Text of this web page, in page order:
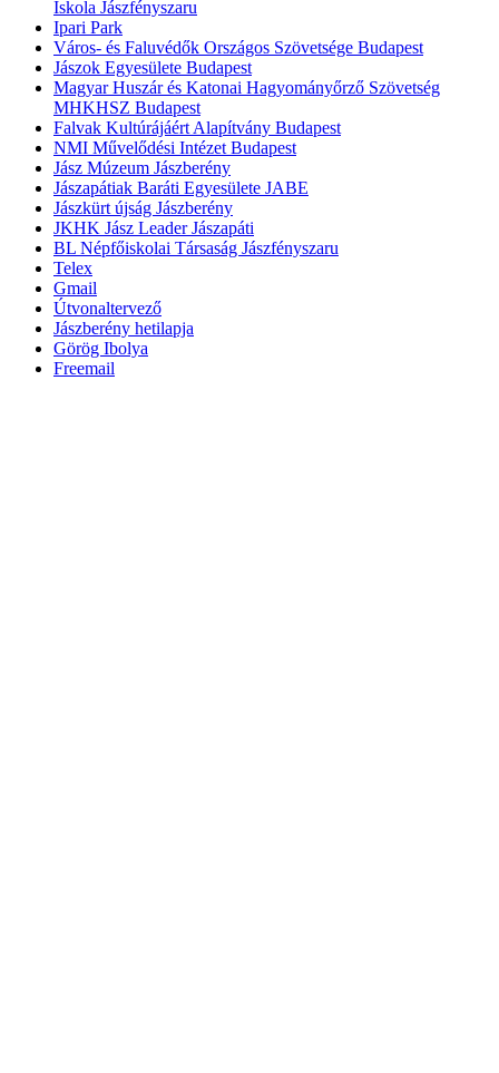
Iskola Jászfényszaru
Ipari Park
Város- és Faluvédők Országos Szövetsége Budapest
Jászok Egyesülete Budapest
Magyar Huszár és Katonai Hagyományőrző Szövetség
MHKHSZ Budapest
Falvak Kultúrájáért Alapítvány Budapest
NMI Művelődési Intézet Budapest
Jász Múzeum Jászberény
Jászapátiak Baráti Egyesülete JABE
Jászkürt újság Jászberény
JKHK Jász Leader Jászapáti
BL Népfőiskolai Társaság Jászfényszaru
Telex
Gmail
Útvonaltervező
Jászberény hetilapja
Görög Ibolya
Freemail